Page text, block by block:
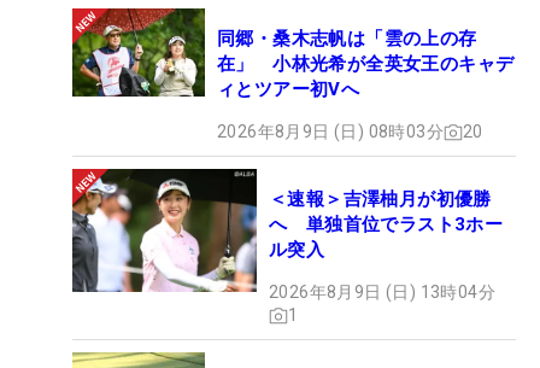
同郷・桑木志帆は「雲の上の存
在」 小林光希が全英女王のキャデ
ィとツアー初Vへ
2026年8月9日 (日) 08時03分 20
＜速報＞吉澤柚月が初優勝
へ 単独首位でラスト3ホー
ル突入
2026年8月9日 (日) 13時04分
1